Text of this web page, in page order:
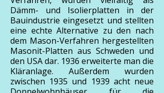
Dämm- und Isolierplatten in der
Bauindustrie eingesetzt und stellten
eine echte Alternative zu den nach
dem Mason-Verfahren hergestellten
Masonit-Platten aus Schweden und
den USA dar. 1936 erweiterte man die
Kläranlage. Außerdem wurden
zwischen 1935 und 1939 acht neue